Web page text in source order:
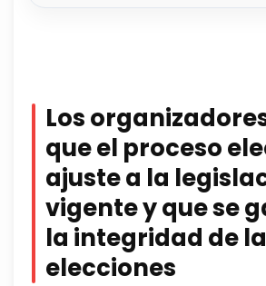
Los
que el proceso
ajuste a la
vigente y que se
la integridad de
elecciones